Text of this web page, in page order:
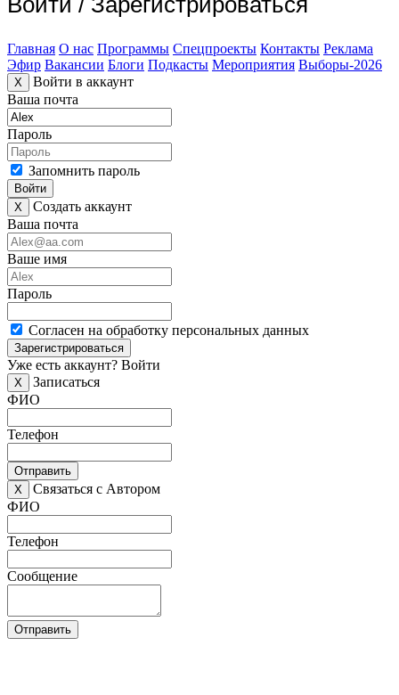
Главная О нас Программы Спецпроекты Контакты Реклама
Эфир Вакансии Блоги Подкасты Мероприятия Выборы-2026
X
Войти в аккаунт
Ваша почта
Пароль
Запомнить пароль
Войти
X
Создать аккаунт
Ваша почта
Ваше имя
Пароль
Согласен на обработку персональных данных
Зарегистрироваться
Уже есть аккаунт? Войти
X
Записаться
ФИО
Телефон
Отправить
X
Связаться с Автором
ФИО
Телефон
Сообщение
Отправить